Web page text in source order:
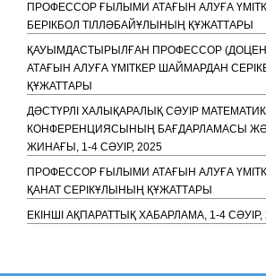
ПРОФЕССОР ҒЫЛЫМИ АТАҒЫН АЛУҒА
БЕРІКБОЛ ТІЛЛӘБАЙҰЛЫНЫҢ ҚҰЖАТТАРЫ
ҚАУЫМДАСТЫРЫЛҒАН ПРОФЕССОР
АТАҒЫН АЛУҒА ҮМІТКЕР ШАЙМАРДАН
ҚҰЖАТТАРЫ
ДӘСТҮРЛІ ХАЛЫҚАРАЛЫҚ СӘУІР
КОНФЕРЕНЦИЯСЫНЫҢ БАҒДАРЛАМАСЫ
ЖИНАҒЫ, 1-4 СӘУІР, 2025
ПРОФЕССОР ҒЫЛЫМИ АТАҒЫН АЛУҒА
ҚАНАТ СЕРІКҰЛЫНЫҢ ҚҰЖАТТАРЫ
ЕКІНШІ АҚПАРАТТЫҚ ХАБАРЛАМА, 1-4 СӘУІР,